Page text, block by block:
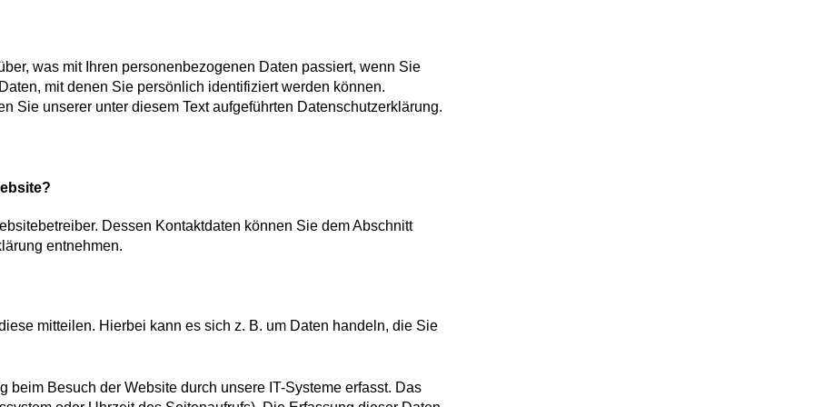
was mit Ihren personenbezogenen Daten passiert, wenn Sie
mit denen Sie persönlich identifiziert werden können.
Sie unserer unter diesem Text aufgeführten Datenschutzerklärung.
Dessen Kontaktdaten können Sie dem Abschnitt
entnehmen.
mitteilen. Hierbei kann es sich z. B. um Daten handeln, die Sie
Besuch der Website durch unsere IT-Systeme erfasst. Das